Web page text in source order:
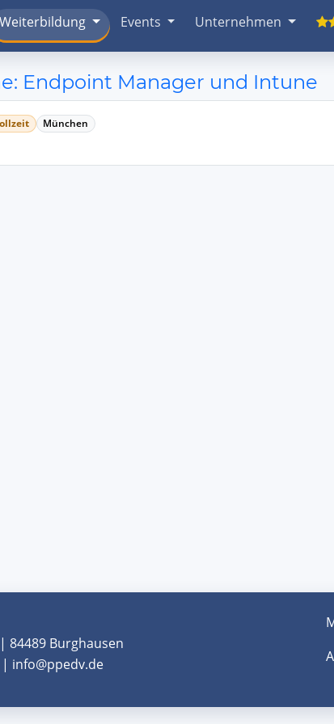
Weiterbildung Events Unternehmen
Endpoint Manager und Intune
München
84489 Burghausen
| info@ppedv.de